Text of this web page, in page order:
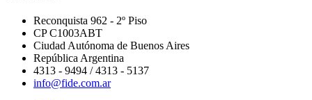
Reconquista 962 - 2º Piso
CP C1003ABT
Ciudad Autónoma de Buenos Aires
República Argentina
4313 - 9494 / 4313 - 5137
info@fide.com.ar